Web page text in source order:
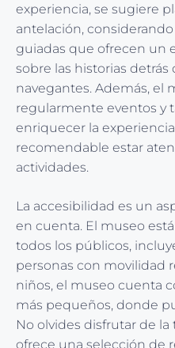
experiencia, se sugiere
antelación,
guiadas que ofrecen un
sobre las historias detrás
navegantes. Además, el
regularmente eventos y
enriquecer la
recomendable estar
actividades.
La accesibilidad es un
en cuenta. El museo
todos los públicos,
personas con movilidad
niños, el museo cuenta
más pequeños, donde
No olvides disfrutar de
ofrece una selección de